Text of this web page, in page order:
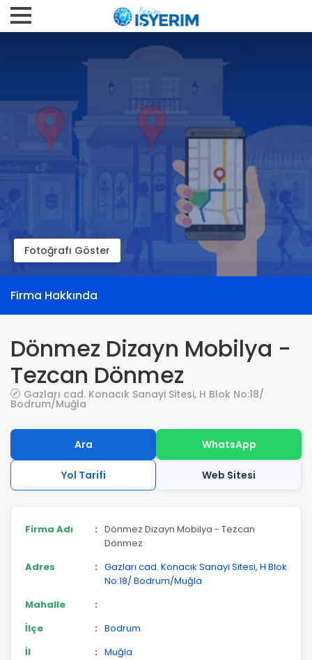
Fotoğrafı Göster
Firma Hakkında
Dönmez Dizayn Mobilya -
Tezcan Dönmez
Gazları cad. Konacık Sanayi Sitesi, H Blok No:18/
Bodrum/Muğla
Ara WhatsApp
Yol Tarifi Web Sitesi
Firma Adı : Dönmez Dizayn Mobilya - Tezcan
Dönmez
Adres
: Gazları cad. Konacık Sanayi Sitesi, H Blok
No:18/ Bodrum/Muğla
Mahalle
:
İlçe
: Bodrum
İl
: Muğla